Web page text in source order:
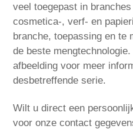
veel toegepast in
cosmetica-, verf- en
branche, toepassing en te
de beste
afbeelding voor meer
desbetreffende serie.
Wilt u direct een
voor onze contact